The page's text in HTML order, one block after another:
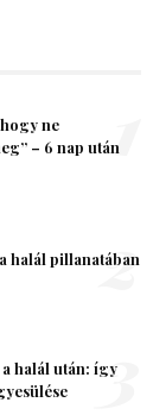
ne
– 6 nap után
1
halál pillanatában
2
halál után: így
3